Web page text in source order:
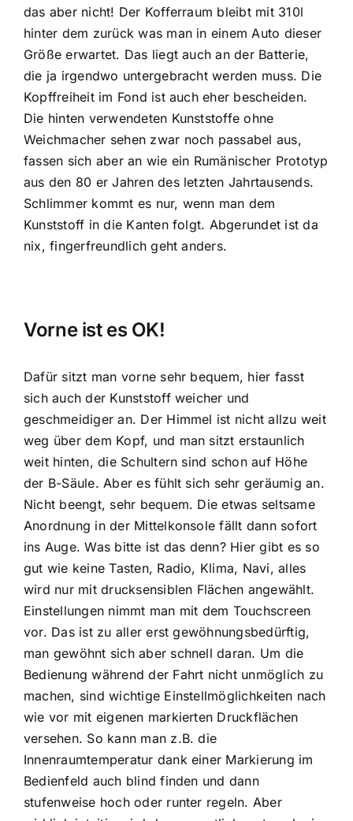
das aber nicht! Der Kofferraum bleibt mit 310l
hinter dem zurück was man in einem Auto dieser
Größe erwartet. Das liegt auch an der Batterie,
die ja irgendwo untergebracht werden muss. Die
Kopffreiheit im Fond ist auch eher bescheiden.
Die hinten verwendeten Kunststoffe ohne
Weichmacher sehen zwar noch passabel aus,
fassen sich aber an wie ein Rumänischer Prototyp
aus den 80 er Jahren des letzten Jahrtausends.
Schlimmer kommt es nur, wenn man dem
Kunststoff in die Kanten folgt. Abgerundet ist da
nix, fingerfreundlich geht anders.
Vorne ist es OK!
Dafür sitzt man vorne sehr bequem, hier fasst
sich auch der Kunststoff weicher und
geschmeidiger an. Der Himmel ist nicht allzu weit
weg über dem Kopf, und man sitzt erstaunlich
weit hinten, die Schultern sind schon auf Höhe
der B-Säule. Aber es fühlt sich sehr geräumig an.
Nicht beengt, sehr bequem. Die etwas seltsame
Anordnung in der Mittelkonsole fällt dann sofort
ins Auge. Was bitte ist das denn? Hier gibt es so
gut wie keine Tasten, Radio, Klima, Navi, alles
wird nur mit drucksensiblen Flächen angewählt.
Einstellungen nimmt man mit dem Touchscreen
vor. Das ist zu aller erst gewöhnungsbedürftig,
man gewöhnt sich aber schnell daran. Um die
Bedienung während der Fahrt nicht unmöglich zu
machen, sind wichtige Einstellmöglichkeiten nach
wie vor mit eigenen markierten Druckflächen
versehen. So kann man z.B. die
Innenraumtemperatur dank einer Markierung im
Bedienfeld auch blind finden und dann
stufenweise hoch oder runter regeln. Aber